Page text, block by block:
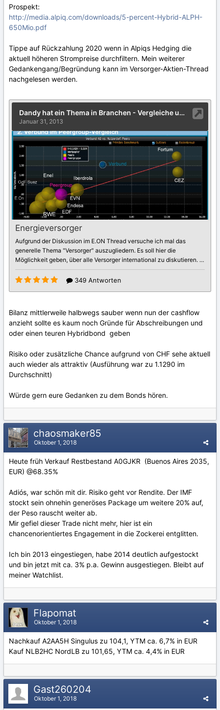
Prospekt:
http://media.alpiq.com/downloads/5-percent-Hybrid-ALPH-
650Mio.pdf
Tippe auf Rückzahlung 2020 wenn in Alpiqs Hedging die
aktuell höheren Strompreise durchfiltern. Mein weiterer
Gedankengang/Begründung kann im Versorger-Aktien-Thread
nachgelesen werden.
Bilanz mittlerweile halbwegs sauber wenn nun der cashflow
anzieht sollte es kaum noch Gründe für Abschreibungen und
oder einen teuren Hybridbond geben
Risiko oder zusätzliche Chance aufgrund von CHF sehe aktuell
auch wieder als attraktiv (Ausführung war zu 1.1290 im
Durchschnitt)
Würde gern eure Gedanken zu dem Bonds hören.
chaosmaker85
Oktober 1, 2018
Heute früh Verkauf Restbestand A0GJKR (Buenos Aires 2035,
EUR) @68.35%
Adiós, war schön mit dir. Risiko geht vor Rendite. Der IMF
stockt sein ohnehin generöses Package um weitere 20% auf,
der Peso rauscht weiter ab.
Mir gefiel dieser Trade nicht mehr, hier ist ein
chancenorientiertes Engagement in die Zockerei entglitten.
Ich bin 2013 eingestiegen, habe 2014 deutlich aufgestockt
und bin jetzt mit ca. 3% p.a. Gewinn ausgestiegen. Bleibt auf
meiner Watchlist.
Flapomat
Oktober 1, 2018
Nachkauf A2AA5H Singulus zu 104,1, YTM ca. 6,7% in EUR
Kauf NLB2HC NordLB zu 101,65, YTM ca. 4,4% in EUR
Gast260204
Oktober 1, 2018